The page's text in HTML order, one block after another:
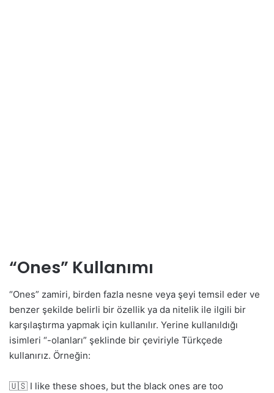
“Ones” Kullanımı
“Ones” zamiri, birden fazla nesne veya şeyi temsil eder ve
benzer şekilde belirli bir özellik ya da nitelik ile ilgili bir
karşılaştırma yapmak için kullanılır. Yerine kullanıldığı
isimleri “-olanları” şeklinde bir çeviriyle Türkçede
kullanırız. Örneğin:
🇺🇸 I like these shoes, but the black ones are too